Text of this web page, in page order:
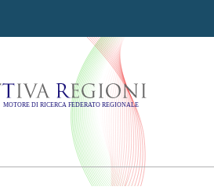
Regioni -